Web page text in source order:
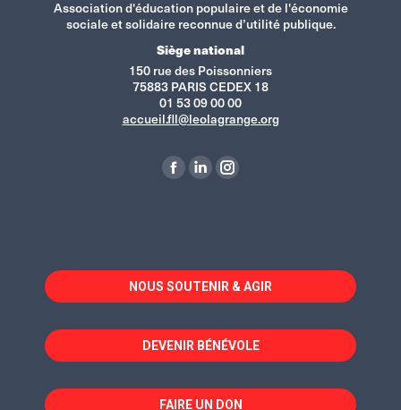
Association d'éducation populaire et de l'économie
sociale et solidaire reconnue d’utilité publique.
Siège national
150 rue des Poissonniers
75883 PARIS CEDEX 18
01 53 09 00 00
accueil.fll@leolagrange.org
La
dans
une
fenêtre
La
dans
une
fenêtre
La
dans
une
fenêtre
NOUS SOUTENIR & AGIR
DEVENIR BÉNÉVOLE
FAIRE UN DON